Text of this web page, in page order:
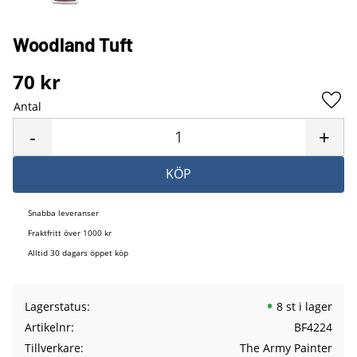
Woodland Tuft
70 kr
Antal
+
-
KÖP
Snabba leveranser
Fraktfritt över 1000 kr
Alltid 30 dagars öppet köp
Lagerstatus
8 st i lager
Artikelnr
BF4224
Tillverkare
The Army Painter